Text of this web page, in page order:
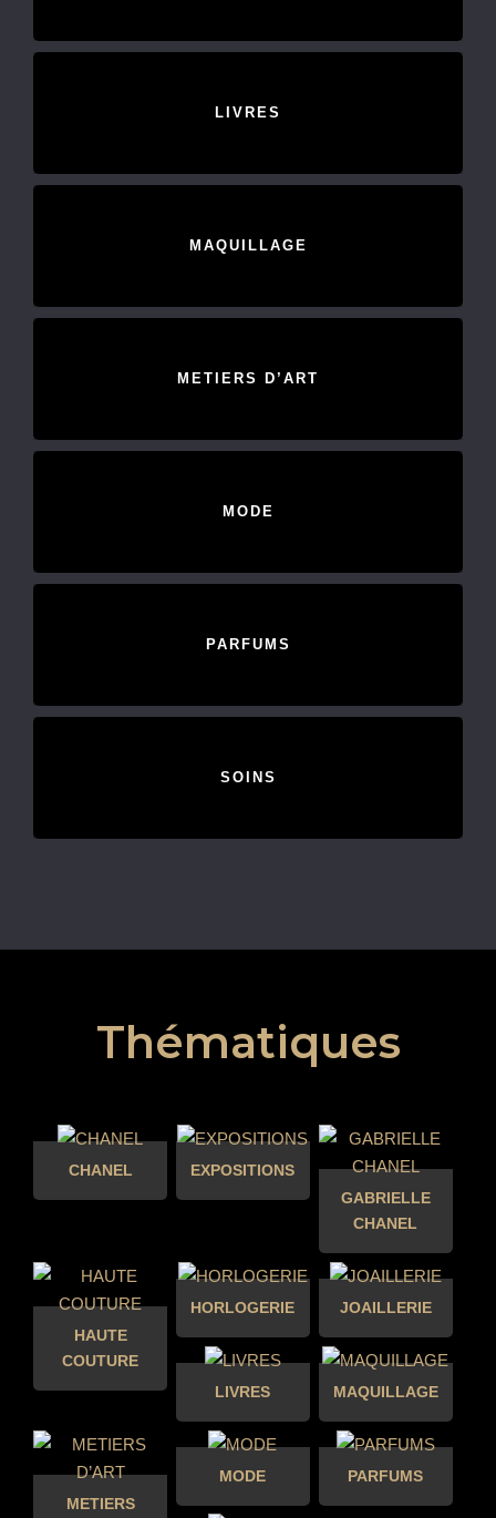
LIVRES
MAQUILLAGE
METIERS D’ART
MODE
PARFUMS
SOINS
Thématiques
CHANEL
EXPOSITIONS
GABRIELLE
CHANEL
HAUTE
COUTURE
HORLOGERIE JOAILLERIE
LIVRES MAQUILLAGE
METIERS
MODE PARFUMS